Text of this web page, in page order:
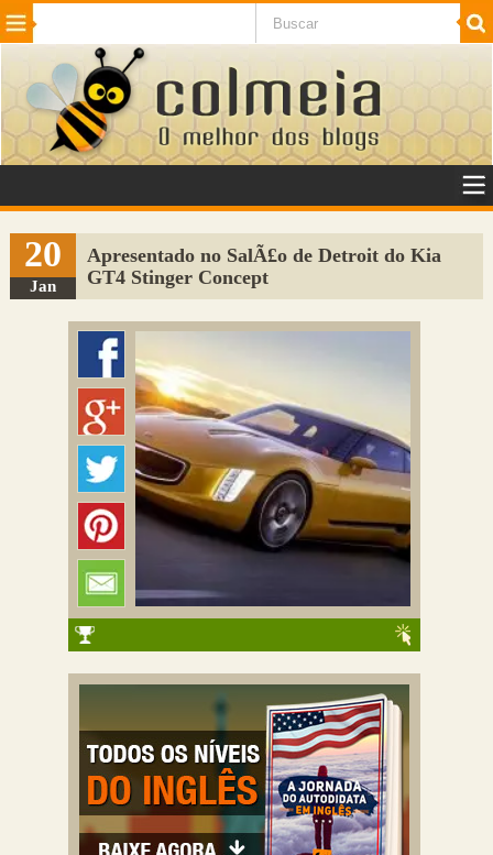
Beleza Cinema e TV
Internet Jogos NotÃ­cias SaÃºde
VeÃ­culos Adulto
Sugerir Link
Adicionar Blog
Colmeia Exchange
Perguntas Frequentes
20
Jan
Apresentado no SalÃ£o de Detroit do Kia
GT4 Stinger Concept